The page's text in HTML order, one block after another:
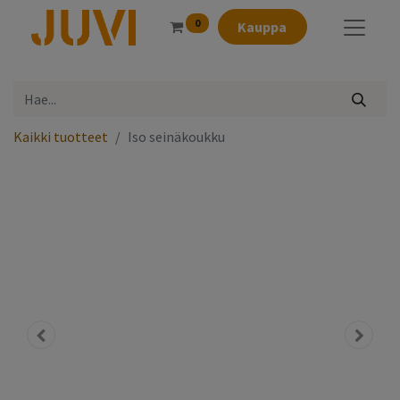
0 Kauppa
Kaikki tuotteet Iso seinäkoukku